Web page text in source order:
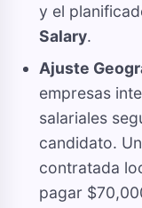
y el
Salary.
Ajuste
empresas
salariales
candidato.
contratada
pagar